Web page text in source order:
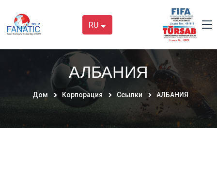
RU
АЛБАНИЯ
Дом Корпорация Ссылки АЛБАНИЯ